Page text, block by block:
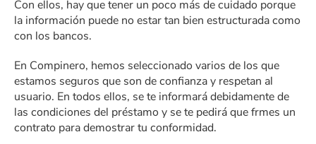
Con ellos, hay que tener un poco más de cuidado porque
la información puede no estar tan bien estructurada como
con los bancos.
En Compinero, hemos seleccionado varios de los que
estamos seguros que son de confianza y respetan al
usuario. En todos ellos, se te informará debidamente de
las condiciones del préstamo y se te pedirá que frmes un
contrato para demostrar tu conformidad.